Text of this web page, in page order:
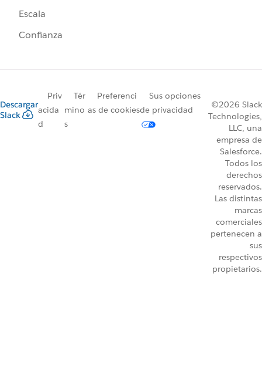
Escala
Confianza
Descargar
Slack
Priv
acida
d
Tér
mino
s
Preferenci
as de cookies
Sus opciones
de privacidad
©2026 Slack
Technologies,
LLC, una
empresa de
Salesforce.
Todos los
derechos
reservados.
Las distintas
marcas
comerciales
pertenecen a
sus
respectivos
propietarios.